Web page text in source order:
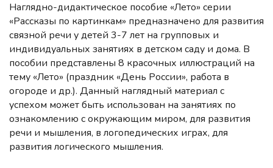
Наглядно-дидактическое пособие «Лето» серии
«Рассказы по картинкам» предназначено для развития
связной речи у детей 3-7 лет на групповых и
индивидуальных занятиях в детском саду и дома. В
пособии представлены 8 красочных иллюстраций на
тему «Лето» (праздник «День России», работа в
огороде и др.). Данный наглядный материал с
успехом может быть использован на занятиях по
ознакомлению с окружающим миром, для развития
речи и мышления, в логопедических играх, для
развития логического мышления.